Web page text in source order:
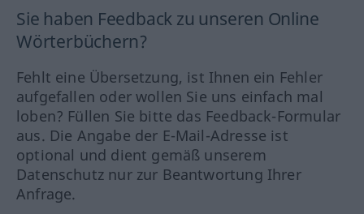
Sie haben Feedback zu unseren Online
Wörterbüchern?
Fehlt eine Übersetzung, ist Ihnen ein Fehler
aufgefallen oder wollen Sie uns einfach mal
loben? Füllen Sie bitte das Feedback-Formular
aus. Die Angabe der E-Mail-Adresse ist
optional und dient gemäß unserem
Datenschutz nur zur Beantwortung Ihrer
Anfrage.